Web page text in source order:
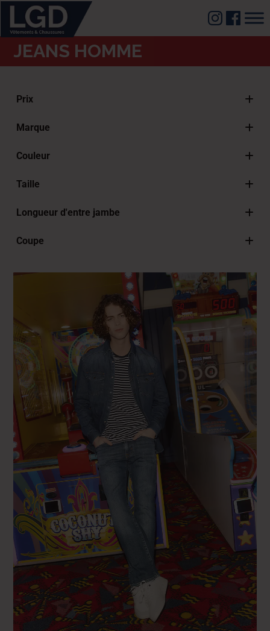
JEANS HOMME
Prix
Marque
Lois
Couleur
Taille
38 FR - 30" GS - 30" US
48 FR - 38" GS - 38" US
50 FR - 40" GS - 40" US
52 FR - 42" GS - 42" US
54 FR - 44" GS - 44" US
56 FR - 46" GS - 25" US
Longueur d'entre jambe
Longueur 3 : < 82 cm
Coupe
Skinny
Baggy